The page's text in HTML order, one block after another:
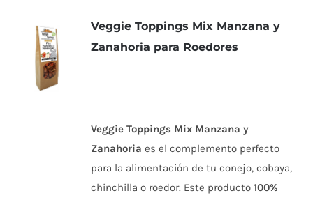
Veggie Toppings Mix Manzana y
Zanahoria para Roedores
Veggie Toppings Mix Manzana y
Zanahoria es el complemento perfecto
para la alimentación de tu conejo, cobaya,
chinchilla o roedor. Este producto100%